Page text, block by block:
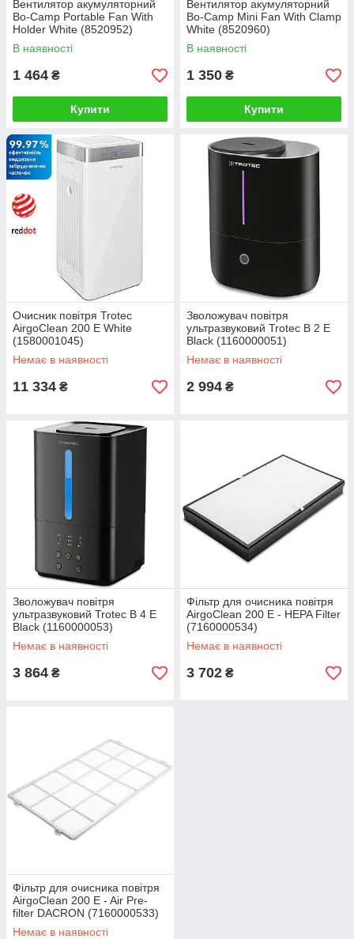
Вентилятор акумуляторний
Bo-Camp Portable Fan With
Holder White (8520952)
В наявності
1 464 ₴
Купити
Вентилятор акумуляторний
Bo-Camp Mini Fan With Clamp
White (8520960)
В наявності
1 350 ₴
Купити
Очисник повітря Trotec
AirgoClean 200 E White
(1580001045)
Немає в наявності
11 334 ₴
Зволожувач повітря
ультразвуковий Trotec B 2 E
Black (1160000051)
Немає в наявності
2 994 ₴
Зволожувач повітря
ультразвуковий Trotec B 4 E
Black (1160000053)
Немає в наявності
3 864 ₴
Фільтр для очисника повітря
AirgoClean 200 E - HEPA Filter
(7160000534)
Немає в наявності
3 702 ₴
Фільтр для очисника повітря
AirgoClean 200 E - Air Pre-
filter DACRON (7160000533)
Немає в наявності